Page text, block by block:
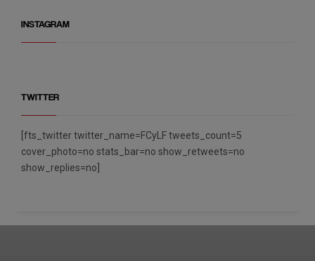
INSTAGRAM
TWITTER
[fts_twitter twitter_name=FCyLF tweets_count=5
cover_photo=no stats_bar=no show_retweets=no
show_replies=no]